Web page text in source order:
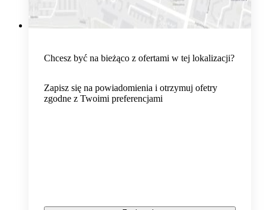
Chcesz być na bieżąco z ofertami w tej lokalizacji?
Zapisz się na powiadomienia i otrzymuj ofetry
zgodne z Twoimi preferencjami